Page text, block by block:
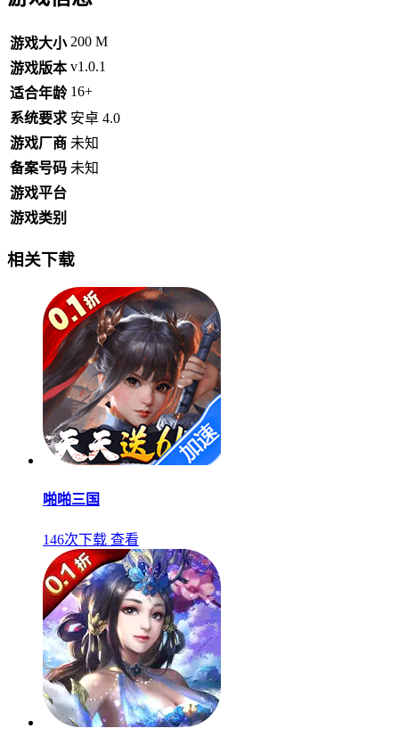
游戏大小 200 M
游戏版本 v1.0.1
适合年龄 16+
系统要求 安卓 4.0
游戏厂商 未知
备案号码 未知
游戏平台
游戏类别
相关下载
啪啪三国
146次下载 查看